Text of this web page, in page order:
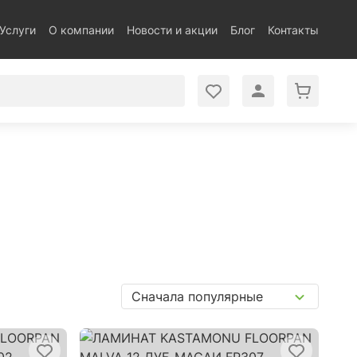
Услуги О компании Новости и акции Блог Контакты
Сначала популярные